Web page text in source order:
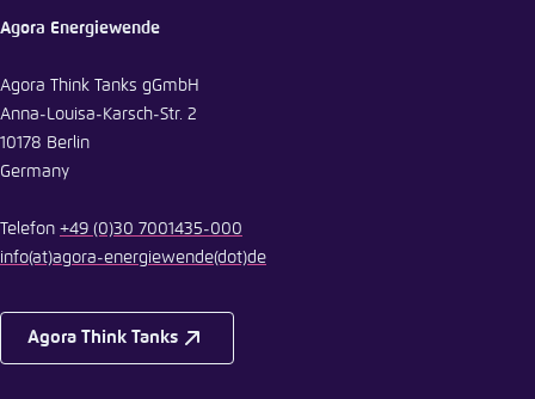
Agora Energiewende
Agora Think Tanks gGmbH
Anna-Louisa-Karsch-Str. 2
10178 Berlin
Germany
Telefon +49 (0)30 7001435-000
info(at)agora-energiewende(dot)de
Agora Think Tanks